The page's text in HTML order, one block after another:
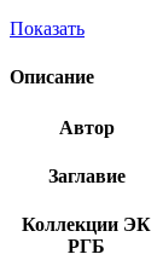
Показать
Описание
Автор
Заглавие
Коллекции ЭК
РГБ